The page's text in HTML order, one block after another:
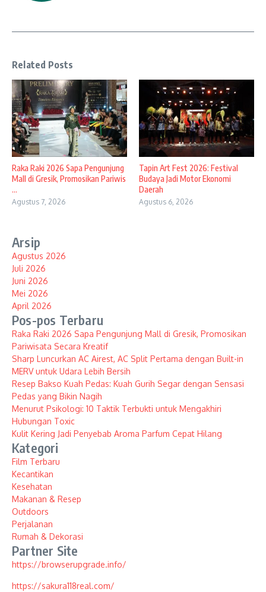
Related Posts
Raka Raki 2026 Sapa Pengunjung
Mall di Gresik, Promosikan Pariwis
...
Agustus 7, 2026
Tapin Art Fest 2026: Festival
Budaya Jadi Motor Ekonomi
Daerah
Agustus 6, 2026
Arsip
Agustus 2026
Juli 2026
Juni 2026
Mei 2026
April 2026
Pos-pos Terbaru
Raka Raki 2026 Sapa Pengunjung Mall di Gresik, Promosikan
Pariwisata Secara Kreatif
Sharp Luncurkan AC Airest, AC Split Pertama dengan Built-in
MERV untuk Udara Lebih Bersih
Resep Bakso Kuah Pedas: Kuah Gurih Segar dengan Sensasi
Pedas yang Bikin Nagih
Menurut Psikologi: 10 Taktik Terbukti untuk Mengakhiri
Hubungan Toxic
Kulit Kering Jadi Penyebab Aroma Parfum Cepat Hilang
Kategori
Film Terbaru
Kecantikan
Kesehatan
Makanan & Resep
Outdoors
Perjalanan
Rumah & Dekorasi
Partner Site
https://browserupgrade.info/
https://sakura118real.com/